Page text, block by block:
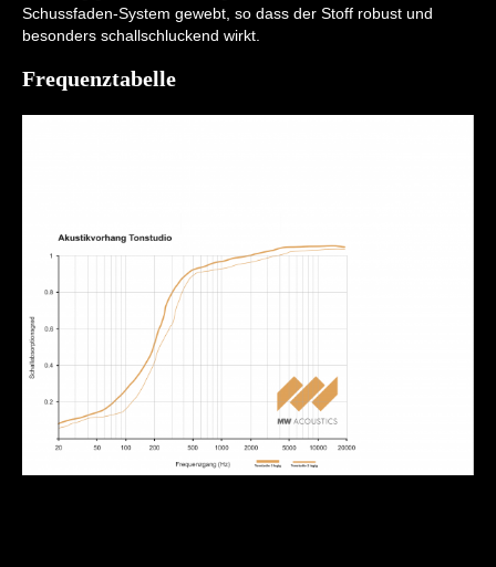
Schussfaden-System gewebt, so dass der Stoff robust und
besonders schallschluckend wirkt.
Frequenztabelle